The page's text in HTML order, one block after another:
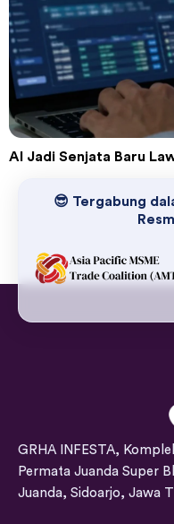
AI Jadi Senjata Baru
😎 Tergabung
GRHA INFESTA,
Permata Juanda Super
Juanda, Sidoarjo, Jawa